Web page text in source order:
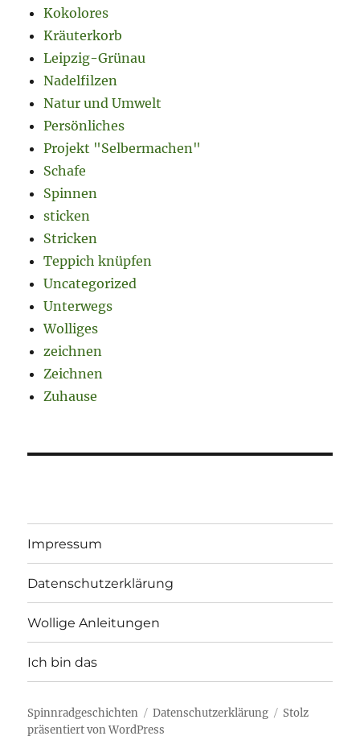
Kokolores
Kräuterkorb
Leipzig-Grünau
Nadelfilzen
Natur und Umwelt
Persönliches
Projekt "Selbermachen"
Schafe
Spinnen
sticken
Stricken
Teppich knüpfen
Uncategorized
Unterwegs
Wolliges
zeichnen
Zeichnen
Zuhause
Impressum
Datenschutzerklärung
Wollige Anleitungen
Ich bin das
Spinnradgeschichten Datenschutzerklärung
Stolz
präsentiert von WordPress